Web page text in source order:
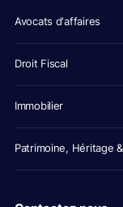
Avocats d'affaires
Droit Fiscal
Immobilier
Patrimoine, Héritage